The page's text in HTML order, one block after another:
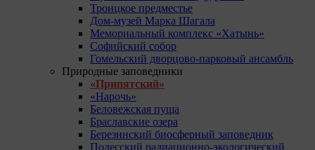
Троицкое предместье
Дом-музей Марка Шагала
Мемориальный комплекс «Хатынь»
Софийский собор
Гомельский дворцово-парковый ансамбль
Природные заповедники
«Припятский»
«Нарочь»
Беловежская пуща
Браславские озера
Березинский биосферный заповедник
Полесский радиационно-экологический